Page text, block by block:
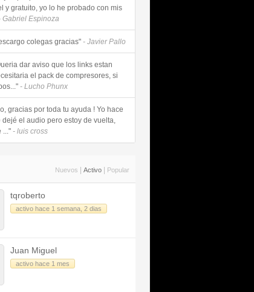
y gratuito, yo lo he probado con mis
Gabriel Espinoza
colegas gracias" - Javier Pallo
dar aviso que los links estan
el pack de compresores, si
- Lucho Phunx
gracias por toda tu ayuda ! Yo hace
dejé el audio pero estoy de vuelta,
..." - luis cross
Nuevos Activo Popular
tqroberto
activo hace 1 semana, 2 dias
Juan Miguel
activo hace 1 mes